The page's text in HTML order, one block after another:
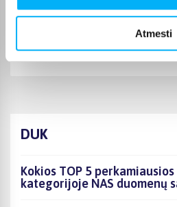
Atmesti
Ūžia.
DUK
Kokios TOP 5
kategorijoje NAS duomenų